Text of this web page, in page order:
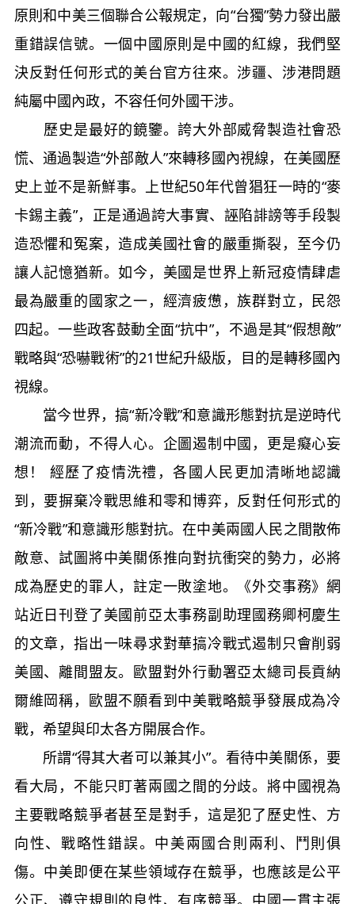
原則和中美三個聯合公報規定，向“台獨”勢力發出嚴
重錯誤信號。一個中國原則是中國的紅線，我們堅
決反對任何形式的美台官方往來。涉疆、涉港問題
純屬中國內政，不容任何外國干涉。
歷史是最好的鏡鑒。誇大外部威脅製造社會恐
慌、通過製造“外部敵人”來轉移國內視線，在美國歷
史上並不是新鮮事。上世紀50年代曾猖狂一時的“麥
卡錫主義”，正是通過誇大事實、誣陷誹謗等手段製
造恐懼和冤案，造成美國社會的嚴重撕裂，至今仍
讓人記憶猶新。如今，美國是世界上新冠疫情肆虐
最為嚴重的國家之一，經濟疲憊，族群對立，民怨
四起。一些政客鼓動全面“抗中”，不過是其“假想敵”
戰略與“恐嚇戰術”的21世紀升級版，目的是轉移國內
視線。
當今世界，搞“新冷戰”和意識形態對抗是逆時代
潮流而動，不得人心。企圖遏制中國，更是癡心妄
想！ 經歷了疫情洗禮，各國人民更加清晰地認識
到，要摒棄冷戰思維和零和博弈，反對任何形式的
“新冷戰”和意識形態對抗。在中美兩國人民之間散佈
敵意、試圖將中美關係推向對抗衝突的勢力，必將
成為歷史的罪人，註定一敗塗地。《外交事務》網
站近日刊登了美國前亞太事務副助理國務卿柯慶生
的文章，指出一味尋求對華搞冷戰式遏制只會削弱
美國、離間盟友。歐盟對外行動署亞太總司長貢納
爾維岡稱，歐盟不願看到中美戰略競爭發展成為冷
戰，希望與印太各方開展合作。
所謂“得其大者可以兼其小”。看待中美關係，要
看大局，不能只盯著兩國之間的分歧。將中國視為
主要戰略競爭者甚至是對手，這是犯了歷史性、方
向性、戰略性錯誤。中美兩國合則兩利、鬥則俱
傷。中美即便在某些領域存在競爭，也應該是公平
公正、遵守規則的良性、有序競爭。中國一貫主張